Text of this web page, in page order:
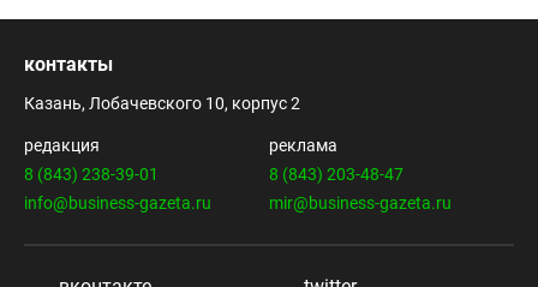
контакты
Казань, Лобачевского 10, корпус 2
редакция
8 (843) 238-39-01
info@business-gazeta.ru
реклама
8 (843) 203-48-47
mir@business-gazeta.ru